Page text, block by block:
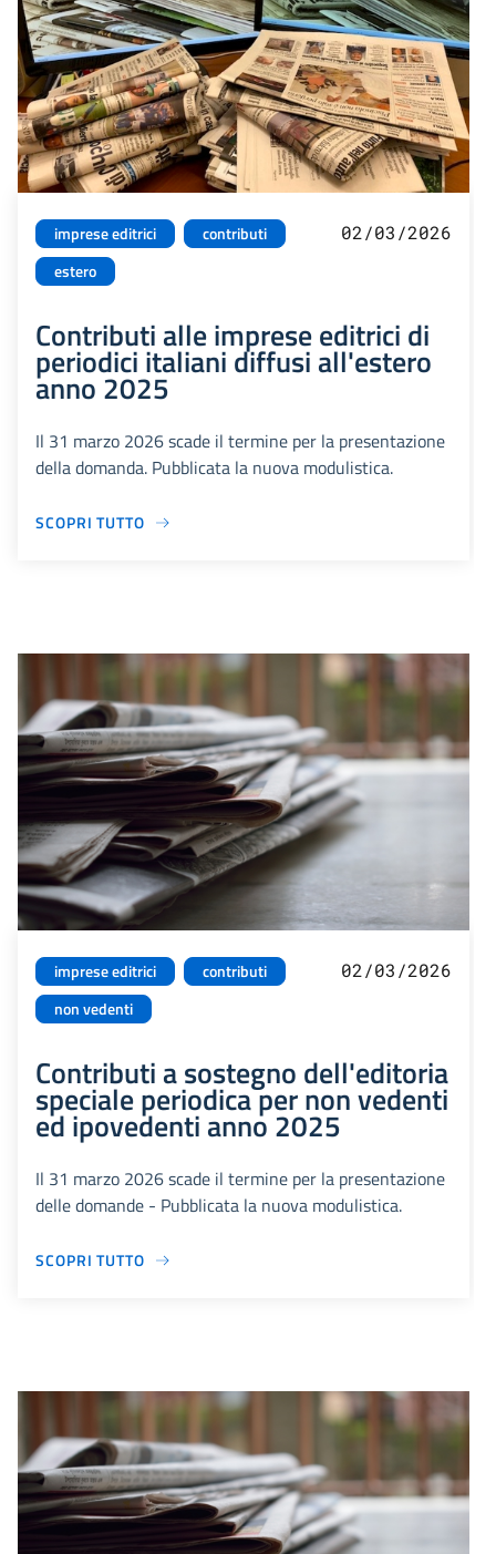
imprese editrici
contributi
estero
02/03/2026
Contributi alle imprese editrici di
periodici italiani diffusi all'estero
anno 2025
Il 31 marzo 2026 scade il termine per la presentazione
della domanda. Pubblicata la nuova modulistica.
SCOPRI TUTTO
imprese editrici
contributi
non vedenti
02/03/2026
Contributi a sostegno dell'editoria
speciale periodica per non vedenti
ed ipovedenti anno 2025
Il 31 marzo 2026 scade il termine per la presentazione
delle domande - Pubblicata la nuova modulistica.
SCOPRI TUTTO